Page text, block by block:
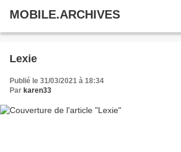
MOBILE.ARCHIVES
Lexie
Publié le 31/03/2021 à 18:34
Par karen33